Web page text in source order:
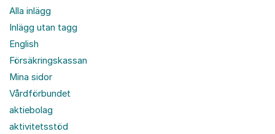
Alla inlägg
Inlägg utan tagg
English
Försäkringskassan
Mina sidor
Vårdförbundet
aktiebolag
aktivitetsstöd